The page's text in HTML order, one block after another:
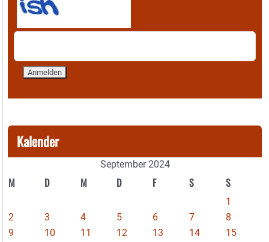
Kalender
September 2024
M D M D F S S
1
2
3 4 5 6 7
8
9
10 11 12 13 14
15